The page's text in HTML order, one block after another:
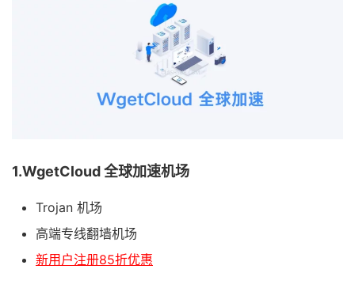
1.WgetCloud 全球加速机场
Trojan 机场
高端专线翻墙机场
新用户注册85折优惠